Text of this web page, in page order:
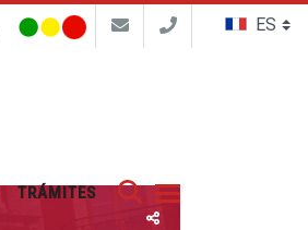
TRÁMITES